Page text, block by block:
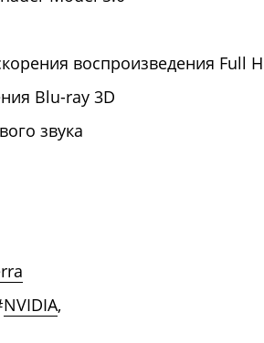
воспроизведения Full
Blu-ray 3D
звука
NVIDIA,